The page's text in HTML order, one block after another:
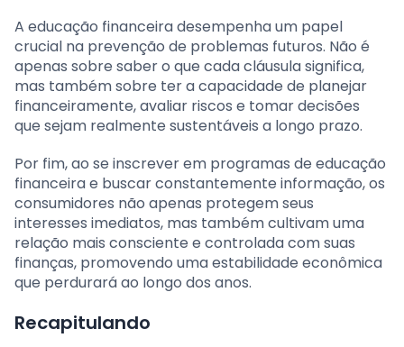
A educação financeira desempenha um papel
crucial na prevenção de problemas futuros. Não é
apenas sobre saber o que cada cláusula significa,
mas também sobre ter a capacidade de planejar
financeiramente, avaliar riscos e tomar decisões
que sejam realmente sustentáveis a longo prazo.
Por fim, ao se inscrever em programas de educação
financeira e buscar constantemente informação, os
consumidores não apenas protegem seus
interesses imediatos, mas também cultivam uma
relação mais consciente e controlada com suas
finanças, promovendo uma estabilidade econômica
que perdurará ao longo dos anos.
Recapitulando